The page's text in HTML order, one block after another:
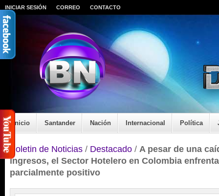
INICIAR SESIÓN CORREO CONTACTO
Inicio Santander Nación Internacional Política
Boletin de Noticias / Destacado / A pesar de una
ingresos, el Sector Hotelero en Colombia
parcialmente positivo